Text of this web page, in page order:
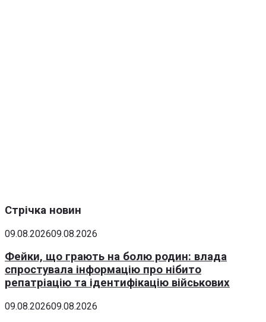
Стрічка новин
09.08.202609.08.2026
Фейки, що грають на болю родин: влада
спростувала інформацію про нібито
репатріацію та ідентифікацію військових
09.08.202609.08.2026